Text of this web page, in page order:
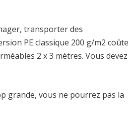
transporter des
PE classique 200 g/m2 coûte
2 x 3 mètres. Vous devez
grande, vous ne pourrez pas la